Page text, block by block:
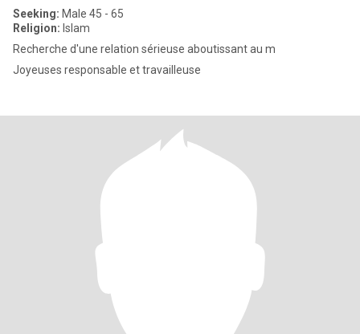
Seeking: Male 45 - 65
Religion: Islam
Recherche d'une relation sérieuse aboutissant au m
Joyeuses responsable et travailleuse